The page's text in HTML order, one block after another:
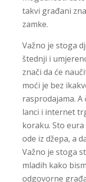
takvi građani
zamke.
Važno je stoga
štednji i
znači da će
moći je bez
rasprodajama.
lanci i internet
koraku. Sto
ode iz džepa, a
Važno je stoga
mladih kako
odgovorne